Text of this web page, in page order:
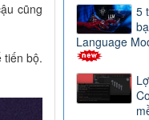
cũng
tiến bộ.
5
Language